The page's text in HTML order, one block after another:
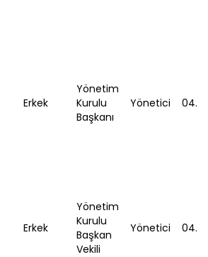
Erkek
Yönetim
Kurulu
Başkanı
Yönetici
Erkek
Yönetim
Kurulu
Başkan
Vekili
Yönetici